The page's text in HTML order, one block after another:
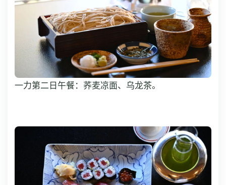
一力第二日午餐：荞麦凉面、乌龙茶。